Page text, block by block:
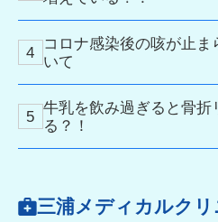
コロナ感染後の咳が止ま
いて
牛乳を飲み過ぎると骨折
る？！
三浦メディカルクリ